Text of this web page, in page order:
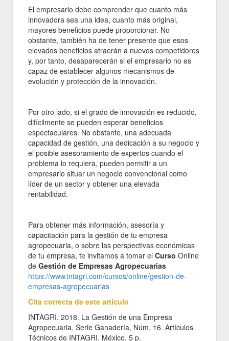
El empresario debe comprender que cuanto más
innovadora sea una idea, cuanto más original,
mayores beneficios puede proporcionar. No
obstante, también ha de tener presente que esos
elevados beneficios atraerán a nuevos competidores
y, por tanto, desaparecerán si el empresario no es
capaz de establecer algunos mecanismos de
evolución y protección de la innovación.
Por otro lado, si el grado de innovación es reducido,
difícilmente se pueden esperar beneficios
espectaculares. No obstante, una adecuada
capacidad de gestión, una dedicación a su negocio y
el posible asesoramiento de expertos cuando el
problema lo requiera, pueden permitir a un
empresario situar un negocio convencional como
líder de un sector y obtener una elevada
rentabilidad.
Para obtener más información, asesoría y
capacitación para la gestión de tu empresa
agropecuaria, o sobre las perspectivas económicas
de tu empresa, te invitamos a tomar el Curso Online
de Gestión de Empresas Agropecuarias
https://www.intagri.com/cursos/online/gestion-de-
empresas-agropecuarias
Cita correcta de este artículo
INTAGRI. 2018. La Gestión de una Empresa
Agropecuaria. Serie Ganadería, Núm. 16. Artículos
Técnicos de INTAGRI. México. 5 p.